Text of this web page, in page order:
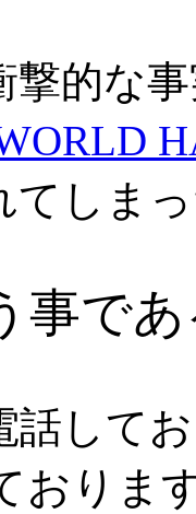
的な
てしま
事であ
して
おりま